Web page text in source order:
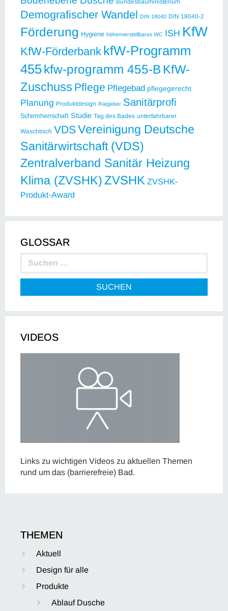
Bundesbauministerium
Demografischer Wandel DIN 18040 DIN 18040-2
Förderung Hygiene höhenverstellbares WC ISH KfW
KfW-Förderbank kfW-Programm
455kfw-programm 455-B KfW-
Zuschuss Pflege Pflegebad pflegegerecht
Planung Produktdesign Ratgeber Sanitärprofi
Schirmherrschaft Studie Tag des Bades unterfahrbarer
Waschtisch VDSVereinigung Deutsche
Sanitärwirtschaft (VDS)
Zentralverband Sanitär Heizung
Klima (ZVSHK)ZVSHK ZVSHK-
Produkt-Award
GLOSSAR
SUCHEN
VIDEOS
Links zu wichtigen Videos zu aktuellen Themen
rund um das (barrierefreie) Bad.
THEMEN
Aktuell
Design für alle
Produkte
Ablauf Dusche